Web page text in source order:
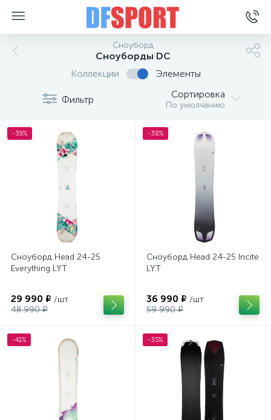
Сноуборд
Сноуборды DC
Коллекции
Элементы
Фильтр Сортировка
По умолчанию
-39%
Сноуборд Head 24-25
Everything LYT
29 990 ₽ /шт
48 990 ₽
-38%
Сноуборд Head 24-25 Incite
LYT
36 990 ₽ /шт
59 990 ₽
-41% -35%